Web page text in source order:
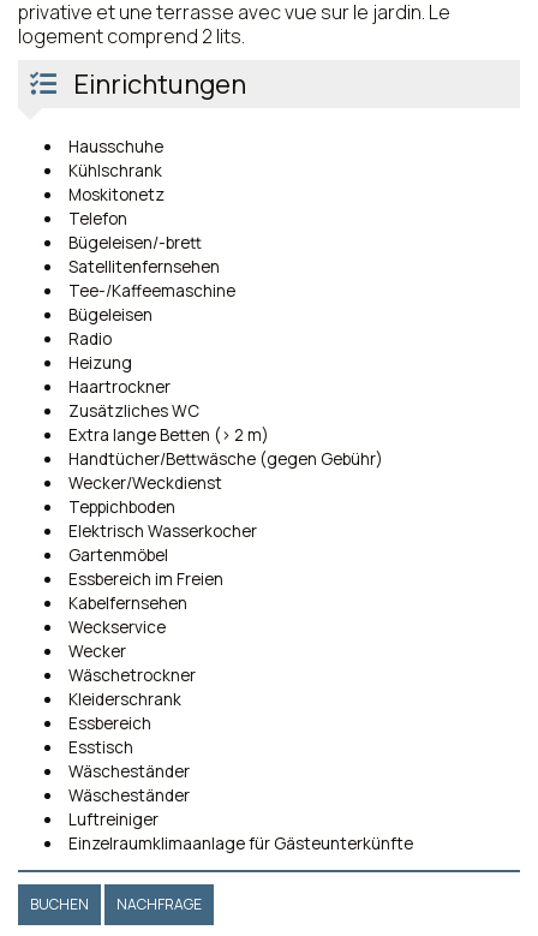
privative et une terrasse avec vue sur le jardin. Le
logement comprend 2 lits.
Einrichtungen
Hausschuhe
Kühlschrank
Moskitonetz
Telefon
Bügeleisen/-brett
Satellitenfernsehen
Tee-/Kaffeemaschine
Bügeleisen
Radio
Heizung
Haartrockner
Zusätzliches WC
Extra lange Betten (> 2 m)
Handtücher/Bettwäsche (gegen Gebühr)
Wecker/Weckdienst
Teppichboden
Elektrisch Wasserkocher
Gartenmöbel
Essbereich im Freien
Kabelfernsehen
Weckservice
Wecker
Wäschetrockner
Kleiderschrank
Essbereich
Esstisch
Wäscheständer
Wäscheständer
Luftreiniger
Einzelraumklimaanlage für Gästeunterkünfte
BUCHEN NACHFRAGE